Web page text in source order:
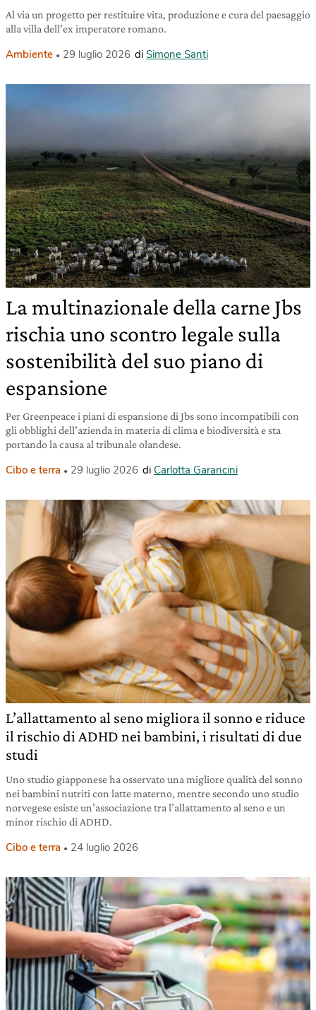
Al via un progetto per restituire vita, produzione e cura del paesaggio
alla villa dell’ex imperatore romano.
Ambiente 29 luglio 2026 di Simone Santi
La multinazionale della carne Jbs
rischia uno scontro legale sulla
sostenibilità del suo piano di
espansione
Per Greenpeace i piani di espansione di Jbs sono incompatibili con
gli obblighi dell’azienda in materia di clima e biodiversità e sta
portando la causa al tribunale olandese.
Cibo e terra 29 luglio 2026 di Carlotta Garancini
L’allattamento al seno migliora il sonno e riduce
il rischio di ADHD nei bambini, i risultati di due
studi
Uno studio giapponese ha osservato una migliore qualità del sonno
nei bambini nutriti con latte materno, mentre secondo uno studio
norvegese esiste un’associazione tra l’allattamento al seno e un
minor rischio di ADHD.
Cibo e terra 24 luglio 2026